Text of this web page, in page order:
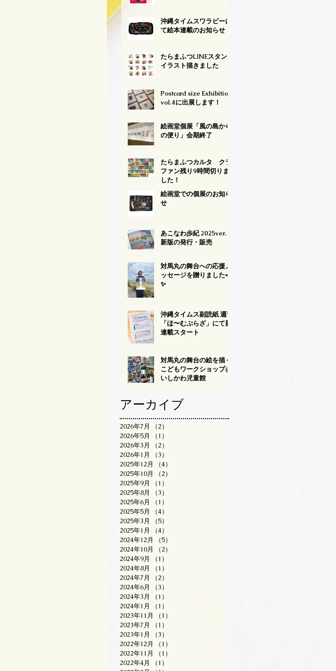
沖縄タイムスワラビーに
て絵本連載のお知らせ
たらまふつLINEスタンプ
イラスト描きました
Postcard size Exhibition
vol.4に出展します！
絵画堂個展「風の島から
の便り」会期終了
たらまふつカルタ クラ
ファン残り9時間切りま
した！
絵画堂での個展のお知ら
せ
あこなわ歩紀 2025ver.
新版の発行・販売
対馬丸の舞台への応援メ
ッセージを贈りました📣
✨
沖縄タイムス副読紙 週刊
「ほ〜むぷらざ」にて新
連載スタート
対馬丸の舞台の絵を描く
こどもワークショップ@
いしかわ児童館
アーカイブ
2026年7月 （2）
2026年5月
（1）
2026年3月
（2）
2026年1月
（3）
2025年12月
（4）
2025年10月
（2）
2025年9月
（1）
2025年8月
（3）
2025年6月
（1）
2025年5月
（4）
2025年3月
（5）
2025年1月
（4）
2024年12月
（5）
2024年10月
（2）
2024年9月
（1）
2024年8月
（1）
2024年7月
（2）
2024年6月
（3）
2024年3月
（1）
2024年1月
（1）
2023年11月
（1）
2023年7月
（1）
2023年1月
（3）
2022年12月
（1）
2022年11月
（1）
2022年4月
（1）